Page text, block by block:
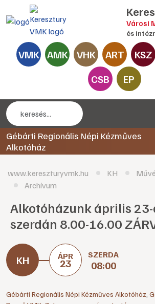
Városi
és
VMK AMK VHK ART KSZ
CSB
EP
Gébárti Regionális Népi Kézműves
Alkotóház
www.kereszturyvmk.hu KH
Archívum
Alkotóházunk április
szerdán 8.00-16.00
ÁPR
23
SZERDA
08:00
Gébárti Regionális Népi Kézműves Alkotóház